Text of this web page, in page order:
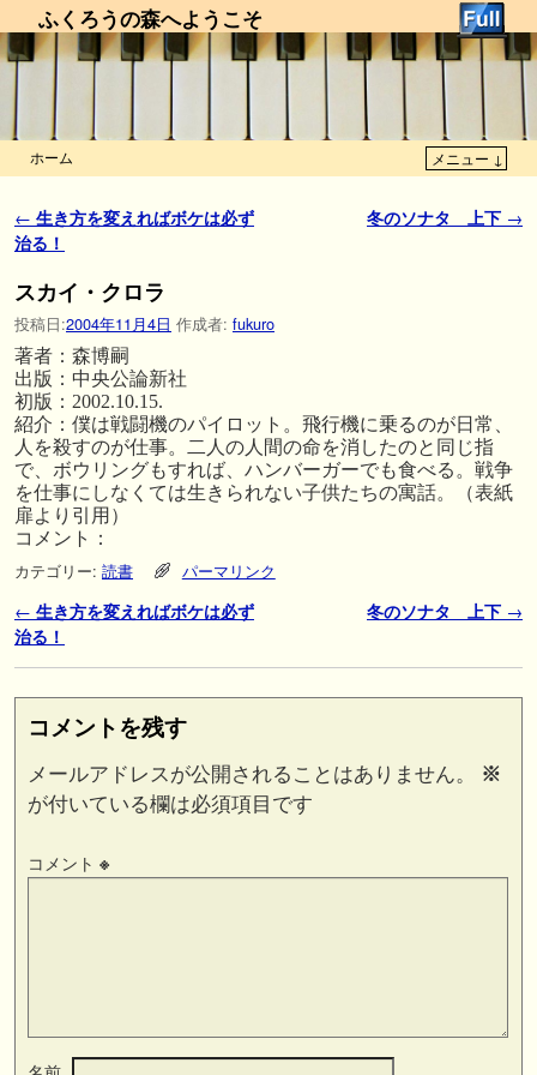
ふくろうの森へようこそ
ホーム メニュー ↓
投稿ナビゲーション
← 生き方を変えればボケは必ず
治る！
冬のソナタ 上下 →
スカイ・クロラ
投稿日:2004年11月4日 作成者: fukuro
著者：森博嗣
出版：中央公論新社
初版：2002.10.15.
紹介：僕は戦闘機のパイロット。飛行機に乗るのが日常、
人を殺すのが仕事。二人の人間の命を消したのと同じ指
で、ボウリングもすれば、ハンバーガーでも食べる。戦争
を仕事にしなくては生きられない子供たちの寓話。（表紙
扉より引用）
コメント：
カテゴリー: 読書 パーマリンク
投稿ナビゲーション
← 生き方を変えればボケは必ず
治る！
冬のソナタ 上下 →
コメントを残す
メールアドレスが公開されることはありません。
※
が付いている欄は必須項目です
コメント ※